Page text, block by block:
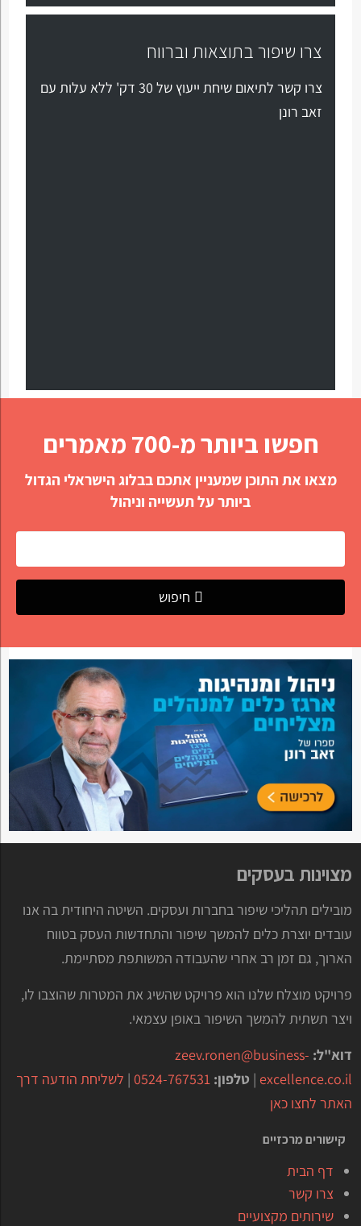
צרו שיפור בתוצאות וברווח
צרו קשר לתיאום שיחת ייעוץ של 30 דק' ללא עלות עם
זאב רונן
חפשו ביותר מ-700 מאמרים
מצאו את התוכן שמעניין אתכם בבלוג הישראלי הגדול
ביותר על תעשייה וניהול
חיפוש
מצוינות בעסקים
מובילים תהליכי שיפור בחברות ועסקים. השיטה היחודית בה אנו
עובדים יוצרת כלים להמשך שיפור והתחדשות העסק בטווח
הארוך, גם זמן רב אחרי שהעבודה המשותפת מסתיימת.
פרויקט מוצלח שלנו הוא פרויקט שהשיג את המטרות שהוצבו לו,
ויצר תשתית להמשך השיפור באופן עצמאי.
דוא"ל: zeev.ronen@business-
excellence.co.il
| טלפון: 0524-767531
| לשליחת הודעה דרך
האתר לחצו כאן
קישורים מרכזיים
דף הבית
צרו קשר
שירותים מקצועיים